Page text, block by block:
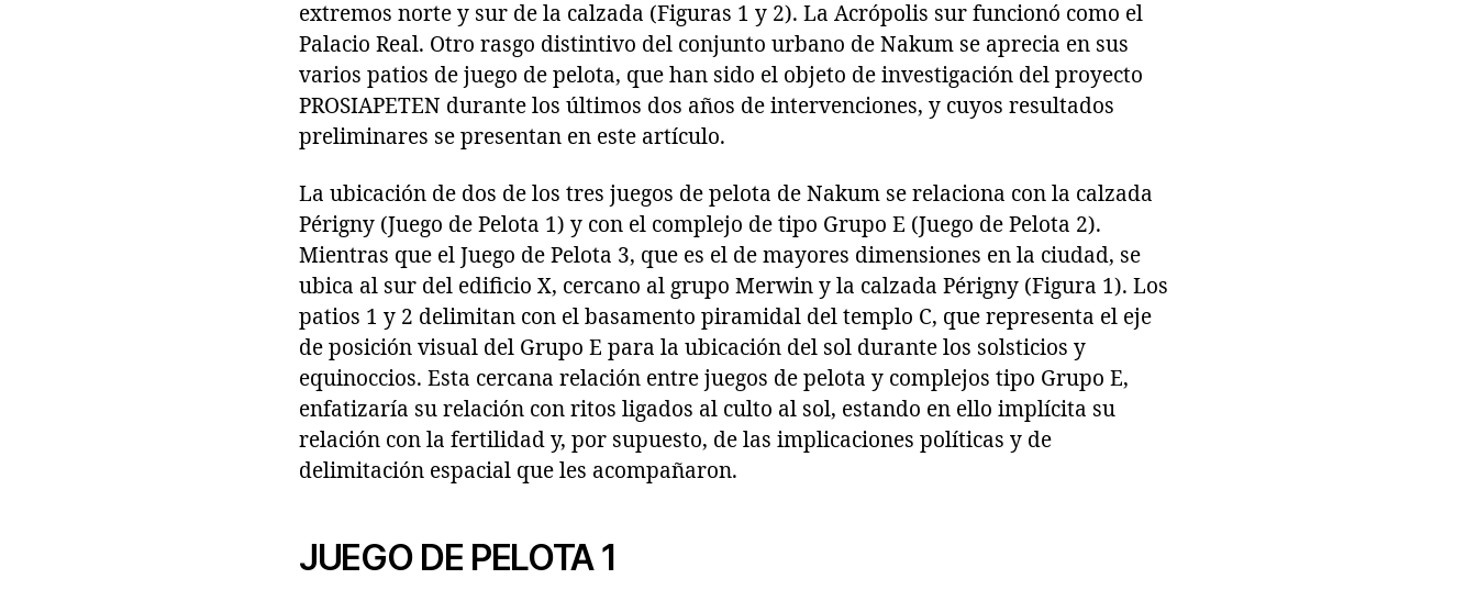
extremos norte y sur de la calzada (Figuras 1 y 2). La Acrópolis sur funcionó como el
Palacio Real. Otro rasgo distintivo del conjunto urbano de Nakum se aprecia en sus
varios patios de juego de pelota, que han sido el objeto de investigación del proyecto
PROSIAPETEN durante los últimos dos años de intervenciones, y cuyos resultados
preliminares se presentan en este artículo.
La ubicación de dos de los tres juegos de pelota de Nakum se relaciona con la calzada
Périgny (Juego de Pelota 1) y con el complejo de tipo Grupo E (Juego de Pelota 2).
Mientras que el Juego de Pelota 3, que es el de mayores dimensiones en la ciudad, se
ubica al sur del edificio X, cercano al grupo Merwin y la calzada Périgny (Figura 1). Los
patios 1 y 2 delimitan con el basamento piramidal del templo C, que representa el eje
de posición visual del Grupo E para la ubicación del sol durante los solsticios y
equinoccios. Esta cercana relación entre juegos de pelota y complejos tipo Grupo E,
enfatizaría su relación con ritos ligados al culto al sol, estando en ello implícita su
relación con la fertilidad y, por supuesto, de las implicaciones políticas y de
delimitación espacial que les acompañaron.
JUEGO DE PELOTA 1